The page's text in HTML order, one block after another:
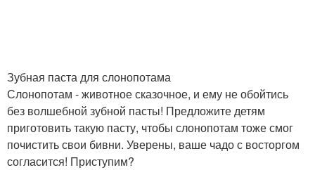
Зубная паста для слонопотама
Слонопотам - животное сказочное, и ему не обойтись
без волшебной зубной пасты! Предложите детям
приготовить такую пасту, чтобы слонопотам тоже смог
почистить свои бивни. Уверены, ваше чадо с восторгом
согласится! Приступим?